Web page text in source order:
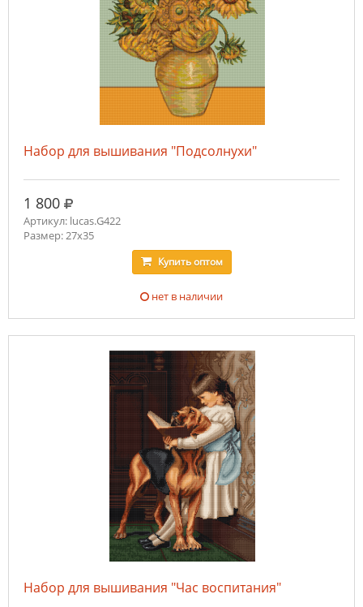
Набор для вышивания "Подсолнухи"
1 800 руб.
Артикул: lucas.G422
Размер: 27x35
Купитьоптом
нет в наличии
Набор для вышивания "Час воспитания"